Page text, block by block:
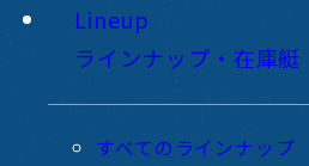
Lineup
ラインナップ・在庫艇
すべてのラインナップ